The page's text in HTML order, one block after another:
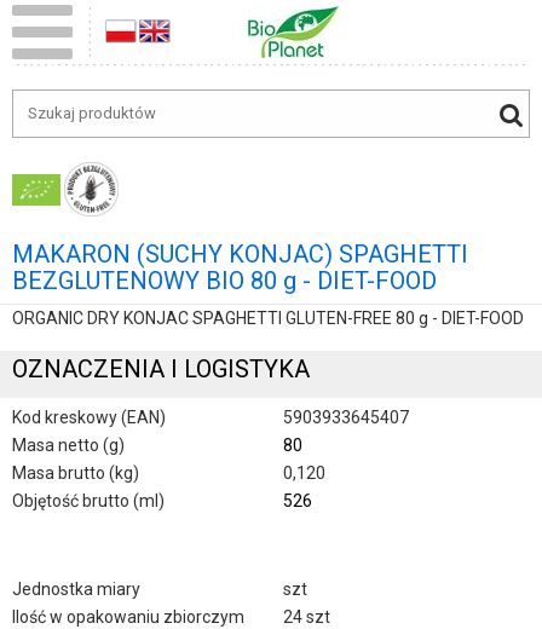
MAKARON (SUCHY KONJAC) SPAGHETTI
BEZGLUTENOWY BIO 80 g - DIET-FOOD
ORGANIC DRY KONJAC SPAGHETTI GLUTEN-FREE 80 g - DIET-FOOD
OZNACZENIA I LOGISTYKA
Kod kreskowy (EAN)
5903933645407
Masa netto (g)
80
Masa brutto (kg)
0,120
Objętość brutto (ml)
526
Jednostka miary
szt
Ilość w opakowaniu zbiorczym
24 szt